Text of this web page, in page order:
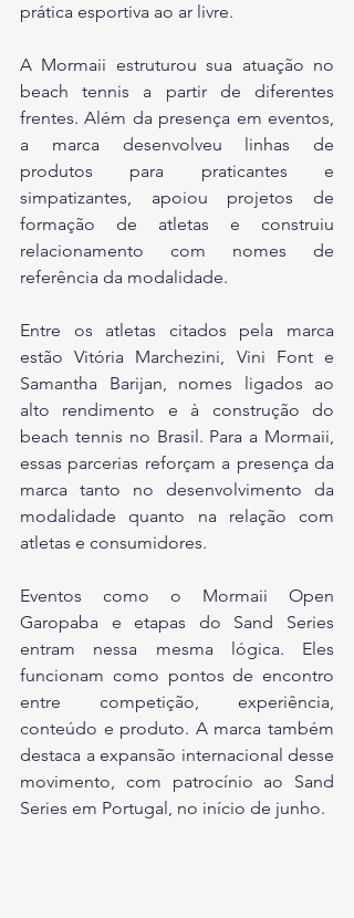
prática esportiva ao ar livre.
A Mormaii estruturou sua atuação no
beach tennis a partir de diferentes
frentes. Além da presença em eventos,
a marca desenvolveu linhas de
produtos para praticantes e
simpatizantes, apoiou projetos de
formação de atletas e construiu
relacionamento com nomes de
referência da modalidade.
Entre os atletas citados pela marca
estão Vitória Marchezini, Vini Font e
Samantha Barijan, nomes ligados ao
alto rendimento e à construção do
beach tennis no Brasil. Para a Mormaii,
essas parcerias reforçam a presença da
marca tanto no desenvolvimento da
modalidade quanto na relação com
atletas e consumidores.
Eventos como o Mormaii Open
Garopaba e etapas do Sand Series
entram nessa mesma lógica. Eles
funcionam como pontos de encontro
entre competição, experiência,
conteúdo e produto. A marca também
destaca a expansão internacional desse
movimento, com patrocínio ao Sand
Series em Portugal, no início de junho.